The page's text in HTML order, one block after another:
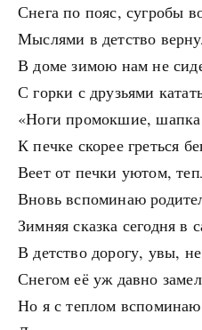
Снега по пояс, сугробы
Мыслями в детство
В доме зимою нам не
С горки с друзьями
«Ноги промокшие, шапка
К печке скорее греться
Веет от печки уютом,
Вновь вспоминаю
Зимняя сказка сегодня в
В детство дорогу, увы,
Снегом её уж давно
Но я с теплом вспоминаю